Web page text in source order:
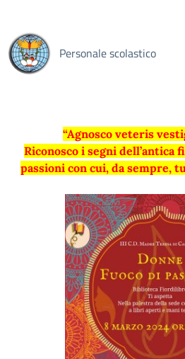
Personale scolastico
“Agnosco veteris
Riconosco i segni dell’antica
passioni con cui, da sempre,